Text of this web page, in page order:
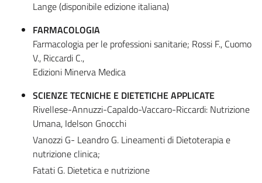
Lange (disponibile edizione italiana)
FARMACOLOGIA
Farmacologia per le professioni sanitarie; Rossi F., Cuomo
V., Riccardi C.,
Edizioni Minerva Medica
SCIENZE TECNICHE E DIETETICHE APPLICATE
Rivellese-Annuzzi-Capaldo-Vaccaro-Riccardi: Nutrizione
Umana, Idelson Gnocchi
Vanozzi G- Leandro G. Lineamenti di Dietoterapia e
nutrizione clinica;
Fatati G. Dietetica e nutrizione